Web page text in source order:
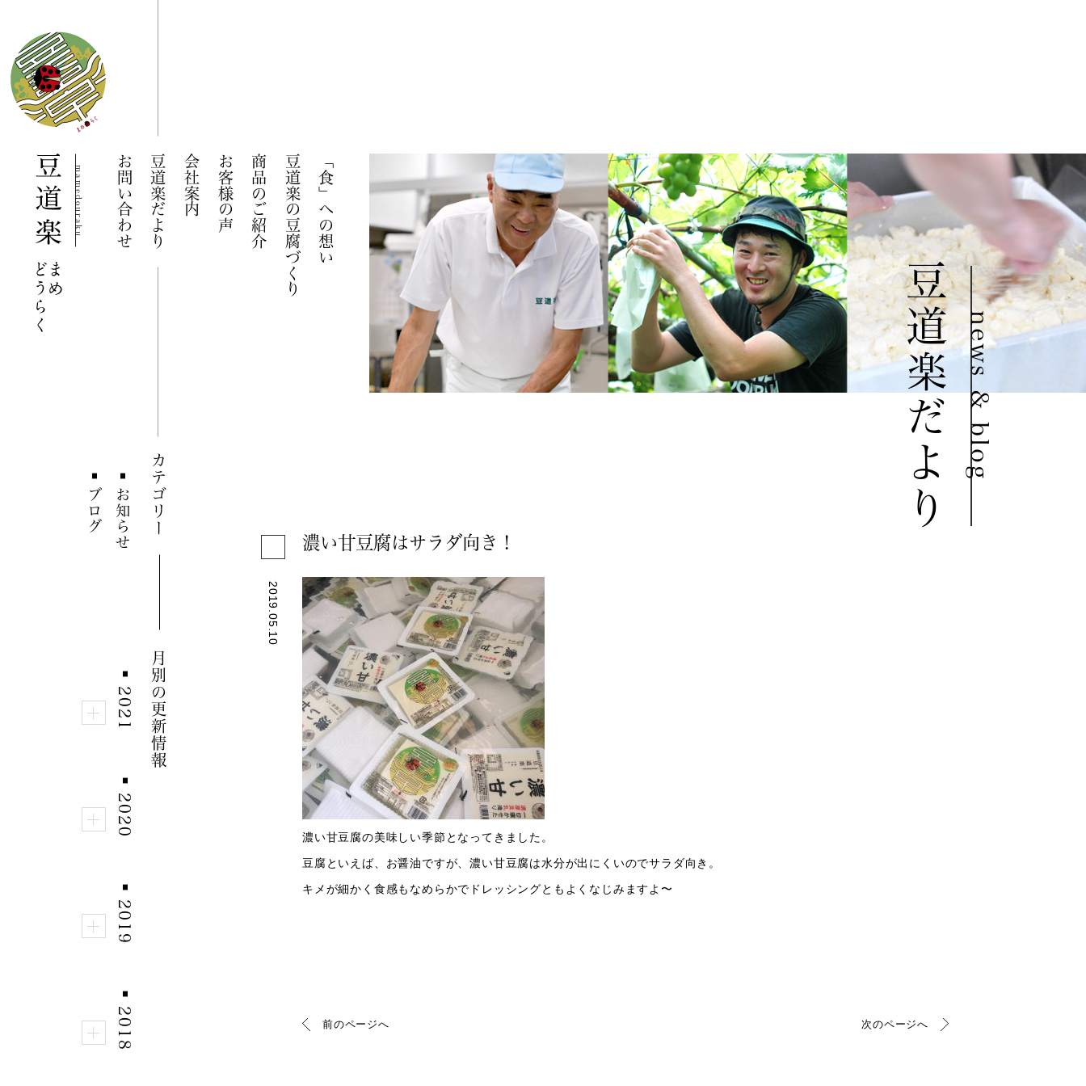
「食」への想い
豆道楽の豆腐づくり
商品のご紹介
お客様の声
会社案内
豆道楽だより
カテゴリー
お知らせ
ブログ
月別の更新情報
■
2021
■
2020
■
2019
■
2018
お問い合わせ
豆道楽だよりnews & blog
2019.05.10
濃い甘豆腐はサラダ向き！
濃い甘豆腐の美味しい季節となってきました。
豆腐といえば、お醤油ですが、濃い甘豆腐は水分が出にくいのでサラダ向き。
キメが細かく食感もなめらかでドレッシングともよくなじみますよ〜
前のページへ 次のページへ